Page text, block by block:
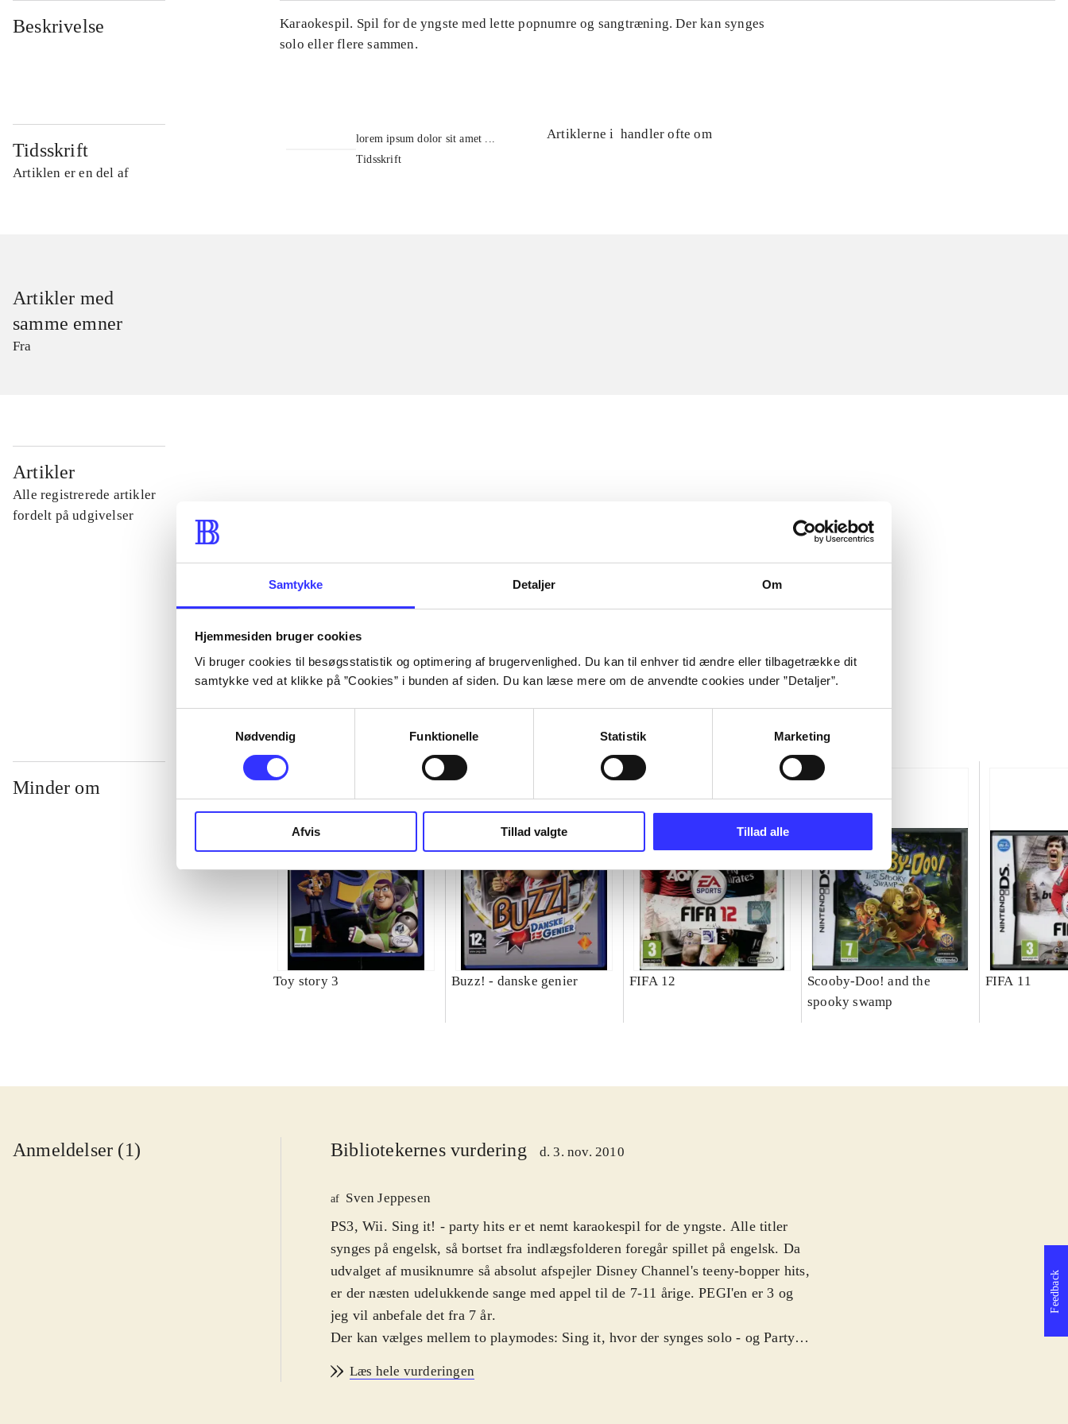
Samtykke Detaljer Om
Hjemmesiden bruger cookies
Vi bruger cookies til besøgsstatistik og optimering af brugervenlighed. Du kan til enhver tid ændre eller tilbagetrække dit
samtykke ved at klikke på ”Cookies” i bunden af siden. Du kan læse mere om de anvendte cookies under ”Detaljer”.
Nødvendig
Funktionelle Statistik Marketing
Afvis Tillad valgte Tillad alle
Beskrivelse
Karaokespil. Spil for de yngste med lette popnumre og sangtræning. Der kan synges
solo eller flere sammen.
Tidsskrift
Artiklen er en del af
lorem ipsum dolor sit amet ...
Tidsskrift
Artiklerne i handler ofte om
Artikler med
samme emner
Fra
Artikler
Alle registrerede artikler
fordelt på udgivelser
...
...
Minder om
Toy story 3 Buzz! - danske genier FIFA 12
Scooby-Doo! and the
spooky swamp
FIFA 11
Anmeldelser (1) Bibliotekernes vurdering d. 3. nov. 2010
af Sven Jeppesen
PS3, Wii. Sing it! - party hits er et nemt karaokespil for de yngste. Alle titler
synges på engelsk, så bortset fra indlægsfolderen foregår spillet på engelsk. Da
udvalget af musiknumre så absolut afspejler Disney Channel's teeny-bopper hits,
er der næsten udelukkende sange med appel til de 7-11 årige. PEGI'en er 3 og
jeg vil anbefale det fra 7 år.
Der kan vælges mellem to playmodes: Sing it, hvor der synges solo - og Party
helt op til otte sammen eller mod hinanden. 30 numre er tilgængelige, og der
Læs hele vurderingen
Feedback